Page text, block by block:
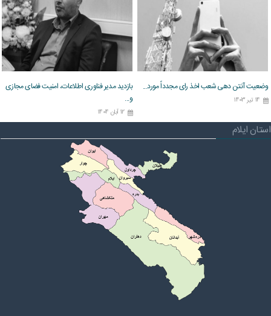
بازدید مدیر فناوری اطلاعات، امنیت فضای مجازی
و...
12 آبان 1404
وضعیت آنتن دهی شعب اخذ رای مجدداً مورد...
14 تیر 1403
استان ایلام